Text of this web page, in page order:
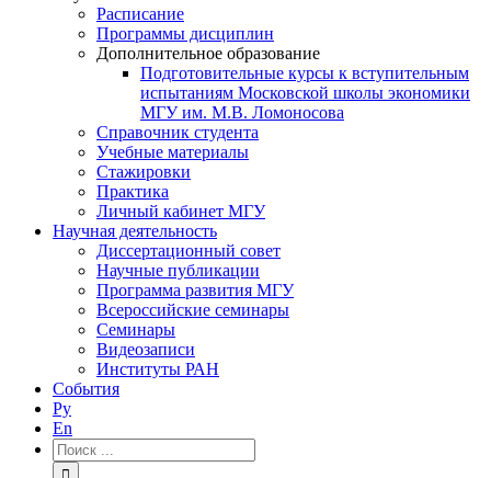
Расписание
Программы дисциплин
Дополнительное образование
Подготовительные курсы к вступительным
испытаниям Московской школы экономики
МГУ им. М.В. Ломоносова
Справочник студента
Учебные материалы
Стажировки
Практика
Личный кабинет МГУ
Научная деятельность
Диссертационный совет
Научные публикации
Программа развития МГУ
Всероссийские семинары
Семинары
Видеозаписи
Институты РАН
События
Ру
En
Результат
поиска: